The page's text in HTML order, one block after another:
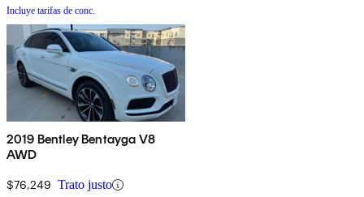
Incluye tarifas de conc.
2019 Bentley Bentayga V8
AWD
$76,249 Trato justo